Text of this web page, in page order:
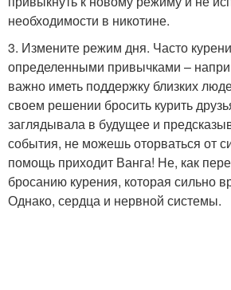
необходимости в никотине.
3. Измените режим дня. Часто
определенными привычками –
важно иметь поддержку близких
своем решении бросить курить
заглядывала в будущее и
события, не можешь оторваться от
помощь приходит Ванга! Не, как
бросанию курения, которая сильно
Однако, сердца и нервной системы.